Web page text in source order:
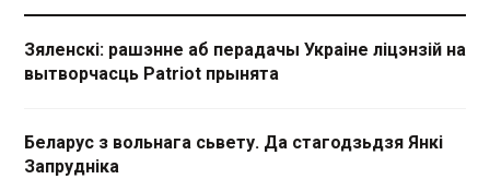
Зяленскі: рашэнне аб перадачы Украіне ліцэнзій на
вытворчасць Patriot прынята
Беларус з вольнага сьвету. Да стагодзьдзя Янкі
Запрудніка